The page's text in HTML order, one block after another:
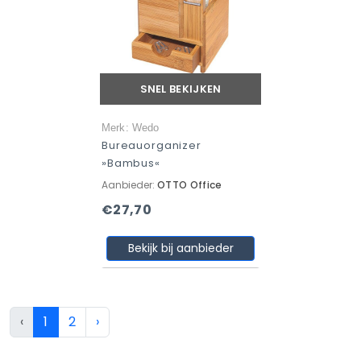
SNEL BEKIJKEN
Merk: Wedo
Bureauorganizer
»Bambus«
Aanbieder: OTTO Office
€27,70
Bekijk bij aanbieder
‹ 1 2 ›